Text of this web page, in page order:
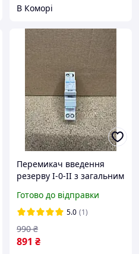
В Коморі
Перемикач введення
резерву I-0-II з загальним
А/230В Hager перемикач
трьохпозиційний для
генератора
Готово до відправки
5.0 (1)
891 ₴
990 ₴